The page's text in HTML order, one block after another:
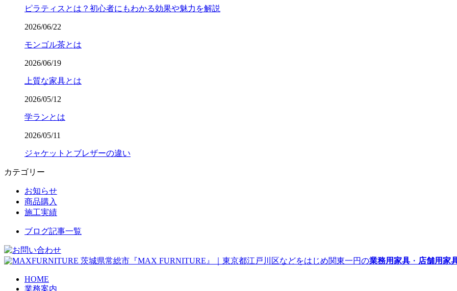
ピラティスとは？初心者にもわかる効果や魅力を解説
2026/06/22
モンゴル茶とは
2026/06/19
上質な家具とは
2026/05/12
学ランとは
2026/05/11
ジャケットとブレザーの違い
カテゴリー
お知らせ
商品購入
施工実績
ブログ記事一覧
茨城県常総市『MAX FURNITURE』｜東京都江戸川区などをはじめ関東一円の業務用家具 ・ 店舗用家
HOME
業務案内